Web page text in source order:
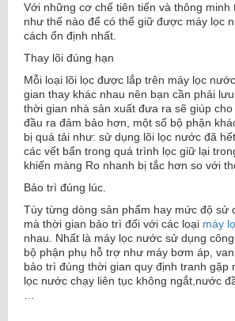
Với những cơ chế tiên tiến và thông minh
như thế nào để có thể giữ được máy lọc
cách ổn định nhất.
Thay lõi đúng hạn
Mỗi loại lõi lọc được lắp trên máy lọc
gian thay khác nhau nên bạn cần phải
thời gian nhà sản xuất đưa ra sẽ giúp
đầu ra đảm bảo hơn, một số bộ phận
bị quá tải như: sử dụng lõi lọc nước đã
các vết bẩn trong quá trình lọc giữ lại
khiến màng Ro nhanh bị tắc hơn so với
Bảo trì đúng lúc.
Tùy từng dòng sản phẩm hay mức độ sử
mà thời gian bảo trì đối với các loại máy
nhau. Nhất là máy lọc nước sử dụng
bộ phận phụ hỗ trợ như máy bơm áp,
bảo trì đúng thời gian quy định tranh gặp
lọc nước chạy liên tục không ngắt,nước